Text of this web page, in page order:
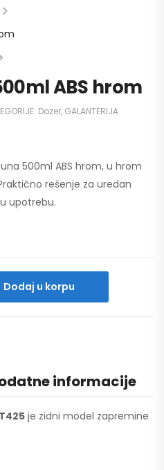
ABS hrom
Dozer, GALANTERIJA
500ml ABS hrom, u hrom
rešenje za uredan
upotrebu.
Dodaj u korpu
informacije
je zidni model zapremine